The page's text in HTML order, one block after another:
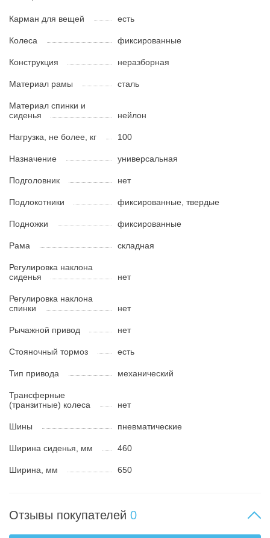
Карман для вещей есть
Колеса фиксированные
Конструкция неразборная
Материал рамы сталь
Материал спинки и
сиденья
нейлон
Нагрузка, не более, кг 100
Назначение универсальная
Подголовник нет
Подлокотники фиксированные, твердые
Подножки фиксированные
Рама складная
Регулировка наклона
сиденья
нет
Регулировка наклона
спинки
нет
Рычажной привод нет
Стояночный тормоз есть
Тип привода механический
Трансферные
(транзитные) колеса
нет
Шины пневматические
Ширина сиденья, мм 460
Ширина, мм 650
Отзывы покупателей 0